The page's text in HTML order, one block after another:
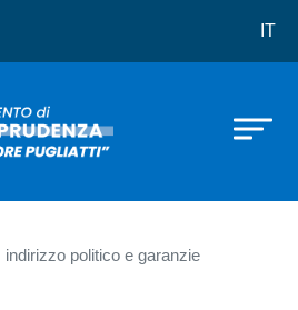
Giurisprudenza IT
indirizzo politico e garanzie